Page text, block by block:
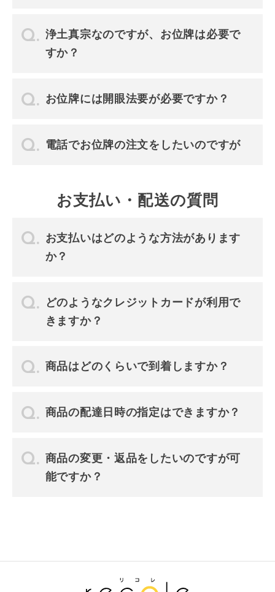
浄土真宗なのですが、お位牌は必要で
すか？
お位牌には開眼法要が必要ですか？
電話でお位牌の注文をしたいのですが
お支払い・配送の質問
お支払いはどのような方法があります
か？
どのようなクレジットカードが利用で
きますか？
商品はどのくらいで到着しますか？
商品の配達日時の指定はできますか？
商品の変更・返品をしたいのですが可
能ですか？